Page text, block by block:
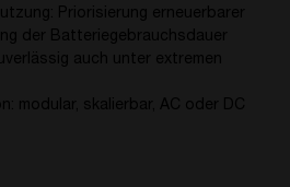
Priorisierung erneuerbarer
der Batteriegebrauchsdauer
auch unter extremen
modular, skalierbar, AC oder DC